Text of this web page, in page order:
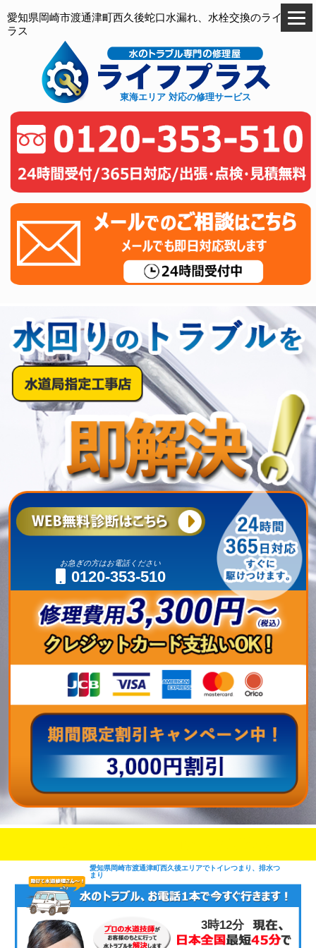
愛知県岡崎市渡通津町西久後蛇口水漏れ、水栓交換のライフプ
ラス
東海エリア 対応の修理サービス
お急ぎの方はお電話ください
0120-353-510
愛知県岡崎市渡通津町西久後エリアでトイレつまり、排水つ
まり
3時12分